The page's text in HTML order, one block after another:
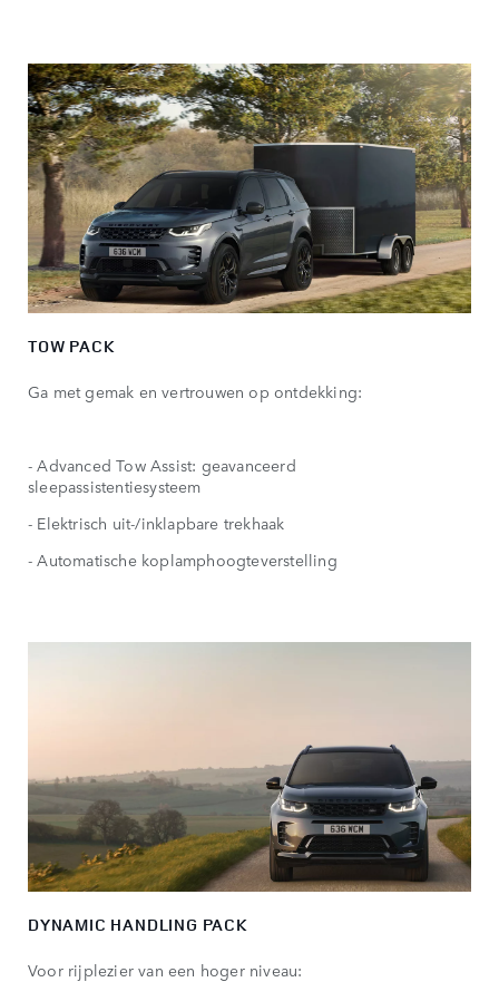
TOW PACK
Ga met gemak en vertrouwen op ontdekking:
- Advanced Tow Assist: geavanceerd
sleepassistentiesysteem
- Elektrisch uit-/inklapbare trekhaak
- Automatische koplamphoogteverstelling
DYNAMIC HANDLING PACK
Voor rijplezier van een hoger niveau: